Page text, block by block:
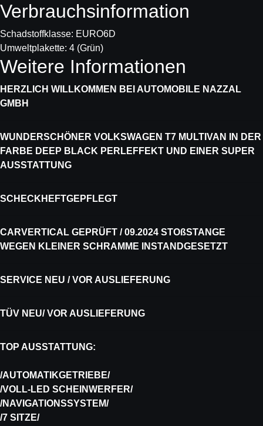
Verbrauchs­information
Schadstoffklasse: EURO6D
Umweltplakette: 4 (Grün)
Weitere Informationen
HERZLICH WILLKOMMEN BEI AUTOMOBILE NAZZAL
GMBH
WUNDERSCHÖNER VOLKSWAGEN T7 MULTIVAN IN DER
FARBE DEEP BLACK PERLEFFEKT UND EINER SUPER
AUSSTATTUNG
SCHECKHEFTGEPFLEGT
CARVERTICAL GEPRÜFT / 09.2024 STOßSTANGE
WEGEN KLEINER SCHRAMME INSTANDGESETZT
SERVICE NEU / VOR AUSLIEFERUNG
TÜV NEU/ VOR AUSLIEFERUNG
TOP AUSSTATTUNG:
/AUTOMATIKGETRIEBE/
/VOLL-LED SCHEINWERFER/
/NAVIGATIONSSYSTEM/
/7 SITZE/